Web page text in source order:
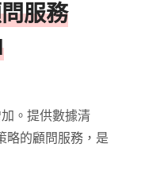
服務
。提供數據清
略的顧問服務，是